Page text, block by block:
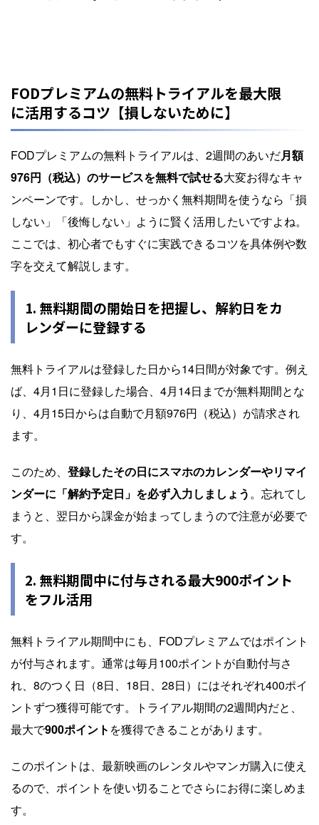
FODプレミアムの無料トライアルを最大限
に活用するコツ【損しないために】
FODプレミアムの無料トライアルは、2週間のあいだ月額
976円（税込）のサービスを無料で試せる大変お得なキャ
ンペーンです。しかし、せっかく無料期間を使うなら「損
しない」「後悔しない」ように賢く活用したいですよね。
ここでは、初心者でもすぐに実践できるコツを具体例や数
字を交えて解説します。
1. 無料期間の開始日を把握し、解約日をカ
レンダーに登録する
無料トライアルは登録した日から14日間が対象です。例え
ば、4月1日に登録した場合、4月14日までが無料期間とな
り、4月15日からは自動で月額976円（税込）が請求され
ます。
このため、 登録したその日にスマホのカレンダーやリマイ
ンダーに「解約予定日」を必ず入力しましょう。忘れてし
まうと、翌日から課金が始まってしまうので注意が必要で
す。
2. 無料期間中に付与される最大900ポイント
をフル活用
無料トライアル期間中にも、FODプレミアムではポイント
が付与されます。通常は毎月100ポイントが自動付与さ
れ、8のつく日（8日、18日、28日）にはそれぞれ400ポイ
ントずつ獲得可能です。トライアル期間の2週間内だと、
最大で900ポイント を獲得できることがあります。
このポイントは、最新映画のレンタルやマンガ購入に使え
るので、ポイントを使い切ることでさらにお得に楽しめま
す。